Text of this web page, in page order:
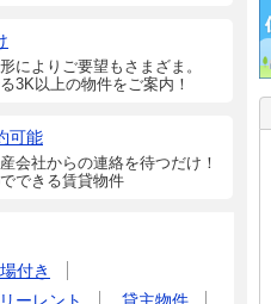
によりご要望もさまざま。
3K以上の物件をご案内！
可能
会社からの連絡を待つだけ！
できる賃貸物件
付き